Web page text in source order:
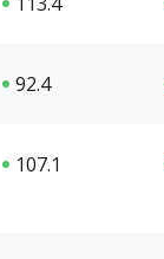
92.4
107.1